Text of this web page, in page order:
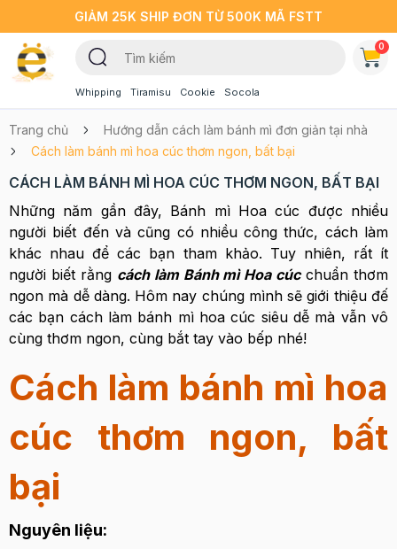
GIẢM 25K SHIP ĐƠN TỪ 500K MÃ FSTT
Whipping Tiramisu Cookie Socola
0
Trang chủ
Hướng dẫn cách làm bánh mì đơn giản tại nhà
Cách làm bánh mì hoa cúc thơm ngon, bất bại
CÁCH LÀM BÁNH MÌ HOA CÚC THƠM NGON, BẤT BẠI
Những năm gần đây, Bánh mì Hoa cúc được nhiều
người biết đến và cũng có nhiều công thức, cách làm
khác nhau để các bạn tham khảo. Tuy nhiên, rất ít
người biết rằng cách làm Bánh mì Hoa cúcchuẩn thơm
ngon mà dễ dàng. Hôm nay chúng mình sẽ giới thiệu đế
các bạn cách làm bánh mì hoa cúc siêu dễ mà vẫn vô
cùng thơm ngon, cùng bắt tay vào bếp nhé!
Cách làm bánh mì hoa
cúc thơm ngon, bất
bại
Nguyên liệu: